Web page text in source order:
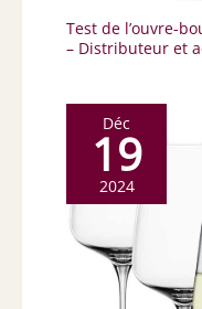
Test de l’ouvre-
– Distributeur et
Déc
19
2024